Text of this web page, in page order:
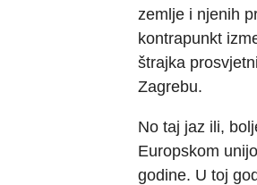
zemlje i njenih
kontrapunkt
štrajka
Zagrebu.
No taj jaz ili,
Europskom
godine. U toj